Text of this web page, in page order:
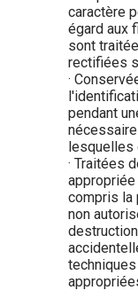
caractère
égard aux
sont
rectifiées
·
pendant
lesquelles
· Traitées
compris la
non